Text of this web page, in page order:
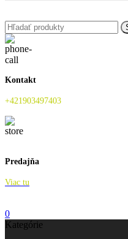
Kontakt
+421903497403
Predajňa
Viac tu
0
Kategórie